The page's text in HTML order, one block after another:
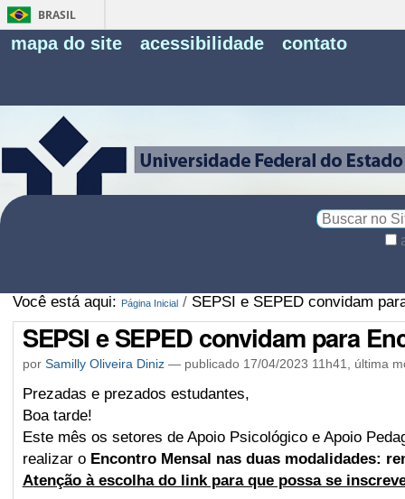
BRASIL
mapa do site acessibilidade contato
Você está aqui: Página Inicial / SEPSI e SEPED convidam
SEPSI e SEPED convidam para
por Samilly Oliveira Diniz— publicado17/04/2023 11h41, última
Prezadas e prezados estudantes,
Boa tarde!
Este mês os setores de Apoio Psicológico e Apoio
realizar o Encontro Mensal nas duas modalidades:
Atenção à escolha do link para que possa se